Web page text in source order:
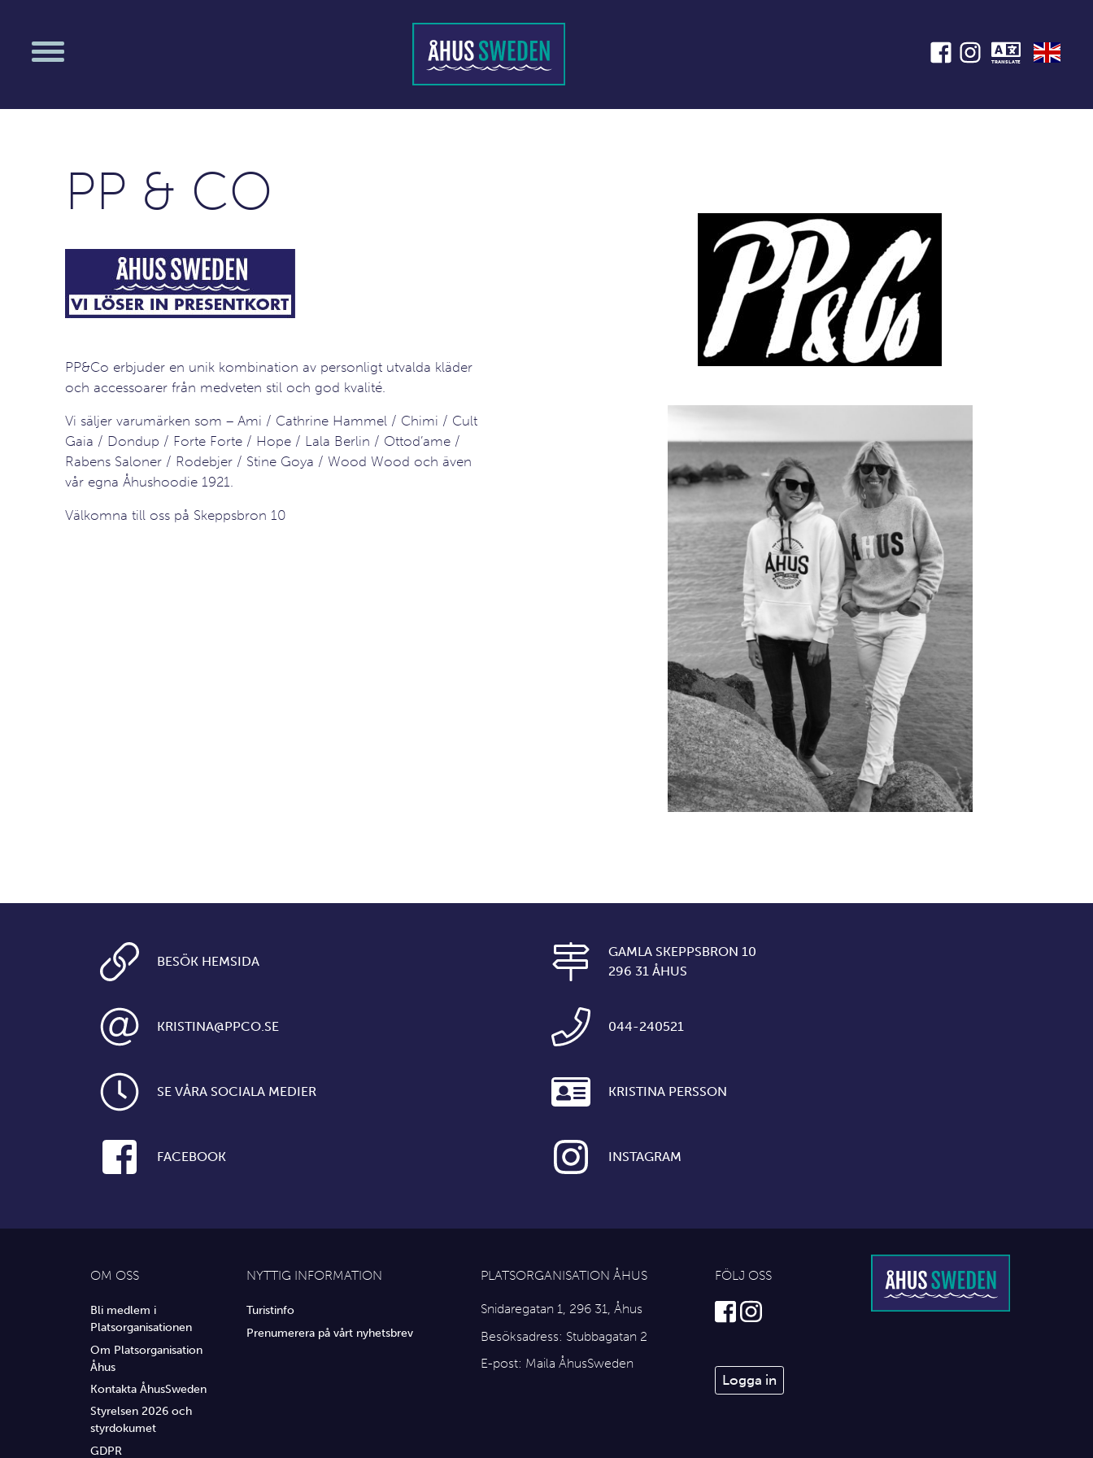
TRANSLATE
PP & CO
PP&Co erbjuder en unik kombination av personligt utvalda kläder
och accessoarer från medveten stil och god kvalité.
Vi säljer varumärken som – Ami / Cathrine Hammel / Chimi / Cult
Gaia / Dondup / Forte Forte / Hope / Lala Berlin / Ottod’ame /
Rabens Saloner / Rodebjer / Stine Goya / Wood Wood och även
vår egna Åhushoodie 1921.
Välkomna till oss på Skeppsbron 10
BESÖK HEMSIDA
GAMLA SKEPPSBRON 10
296 31 ÅHUS
KRISTINA@PPCO.SE 044-240521
SE VÅRA SOCIALA MEDIER KRISTINA PERSSON
FACEBOOK INSTAGRAM
OM OSS
Bli medlem i
Platsorganisationen
Om Platsorganisation
Åhus
Kontakta ÅhusSweden
Styrelsen 2026 och
styrdokumet
GDPR
NYTTIG INFORMATION
Turistinfo
Prenumerera på vårt nyhetsbrev
PLATSORGANISATION ÅHUS
Snidaregatan 1, 296 31, Åhus
Besöksadress: Stubbagatan 2
E-post: Maila ÅhusSweden
FÖLJ OSS
Logga in